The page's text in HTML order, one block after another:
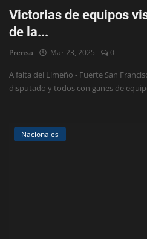
Victorias de equipos
de la...
Prensa Mar 23, 2025 0
A falta del Limeño - Fuerte San
disputado y todos con ganes de
Nacionales